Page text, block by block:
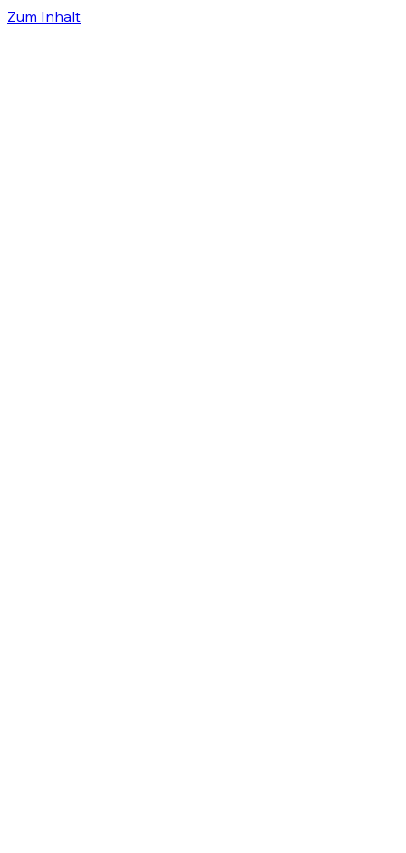
Zum Inhalt